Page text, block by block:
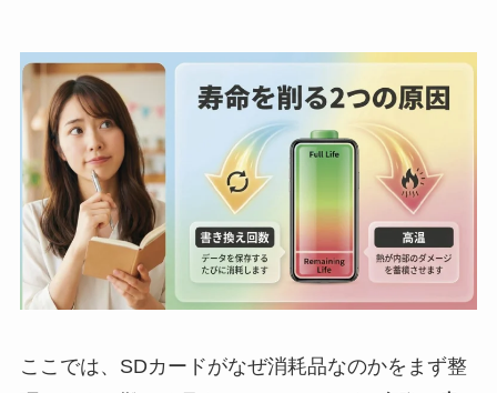
ここでは、SDカードがなぜ消耗品なのかをまず整